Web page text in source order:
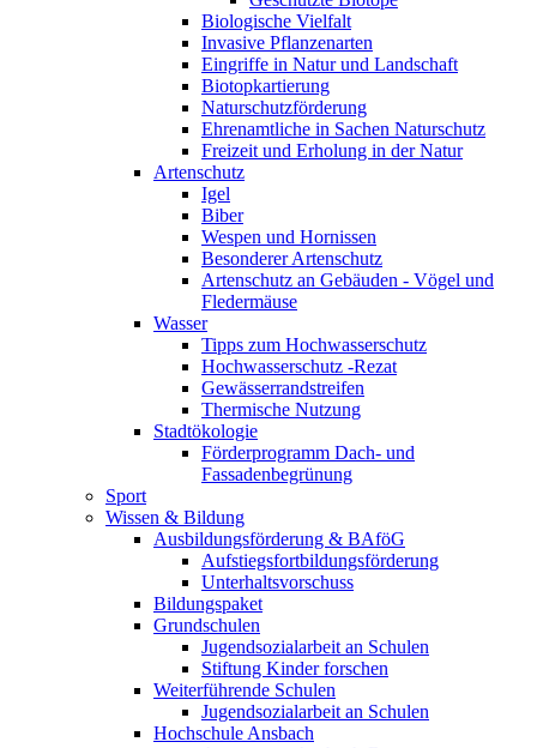
Biologische Vielfalt
Invasive Pflanzenarten
Eingriffe in Natur und Landschaft
Biotopkartierung
Naturschutzförderung
Ehrenamtliche in Sachen Naturschutz
Freizeit und Erholung in der Natur
Artenschutz
Igel
Biber
Wespen und Hornissen
Besonderer Artenschutz
Artenschutz an Gebäuden - Vögel und
Fledermäuse
Wasser
Tipps zum Hochwasserschutz
Hochwasserschutz -Rezat
Gewässerrandstreifen
Thermische Nutzung
Stadtökologie
Förderprogramm Dach- und
Fassadenbegrünung
Sport
Wissen & Bildung
Ausbildungsförderung & BAföG
Aufstiegsfortbildungsförderung
Unterhaltsvorschuss
Bildungspaket
Grundschulen
Jugendsozialarbeit an Schulen
Stiftung Kinder forschen
Weiterführende Schulen
Jugendsozialarbeit an Schulen
Hochschule Ansbach